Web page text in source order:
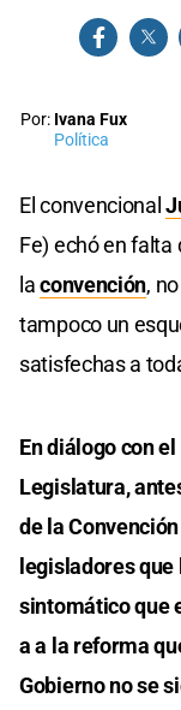
Por: Ivana Fux
Política
El convencional
Fe) echó en falta
laconvención,
tampoco un
satisfechas a
En diálogo con
Legislatura,
de la
legisladores que
sintomático que
a a la reforma
Gobierno no se